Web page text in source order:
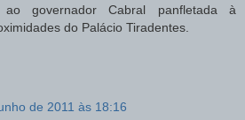
governador Cabral panfletada à
do Palácio Tiradentes.
de 2011 às 18:16